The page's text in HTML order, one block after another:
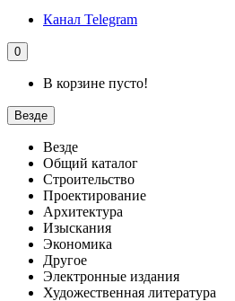
Канал Telegram
0
В корзине пусто!
Везде
Везде
Общий каталог
Строительство
Проектирование
Архитектура
Изыскания
Экономика
Другое
Электронные издания
Художественная литература